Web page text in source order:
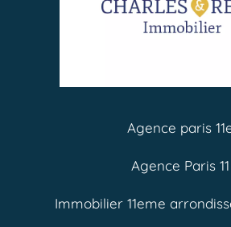
Agence paris
Agence Paris 11
Immobilier 11eme